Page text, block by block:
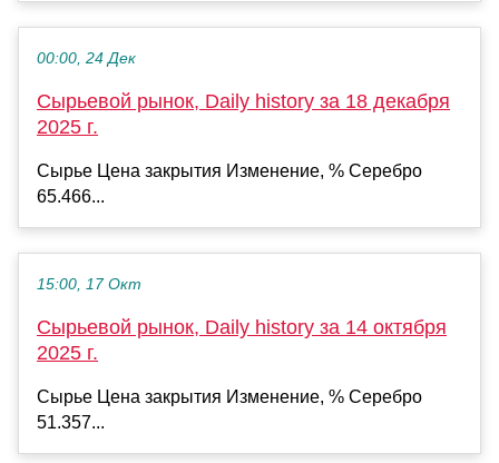
00:00, 24 Дек
Сырьевой рынок, Daily history за 18 декабря
2025 г.
Сырье Цена закрытия Изменение, % Серебро
65.466...
15:00, 17 Окт
Сырьевой рынок, Daily history за 14 октября
2025 г.
Сырье Цена закрытия Изменение, % Серебро
51.357...